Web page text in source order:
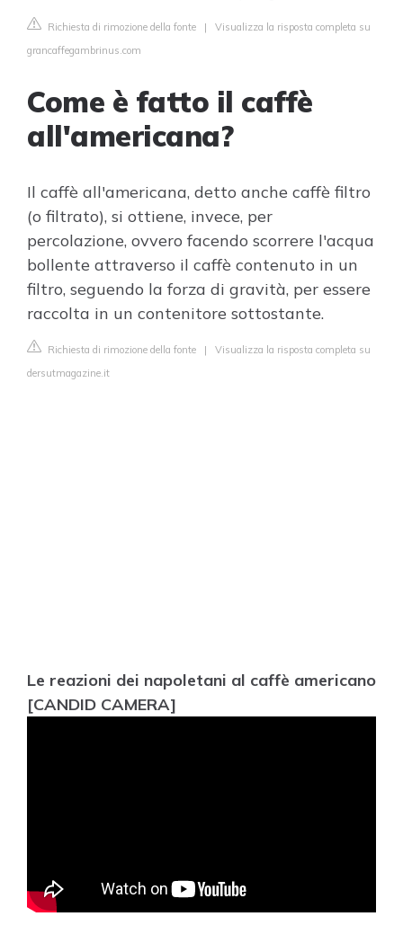
Richiesta di rimozione della fonte | Visualizza la risposta completa su
grancaffegambrinus.com
Come è fatto il caffè
all'americana?
Il caffè all'americana, detto anche caffè filtro
(o filtrato), si ottiene, invece, per
percolazione, ovvero facendo scorrere l'acqua
bollente attraverso il caffè contenuto in un
filtro, seguendo la forza di gravità, per essere
raccolta in un contenitore sottostante.
Richiesta di rimozione della fonte | Visualizza la risposta completa su
dersutmagazine.it
Le reazioni dei napoletani al caffè americano
[CANDID CAMERA]